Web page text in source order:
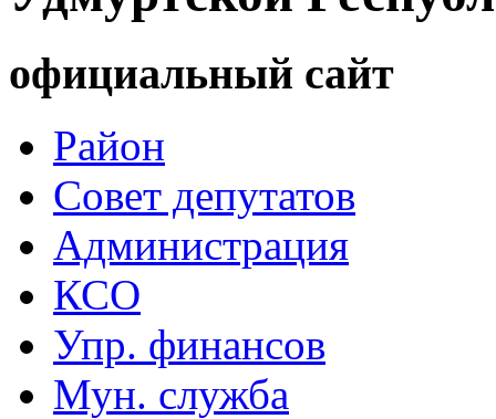
официальный сайт
Район
Совет депутатов
Администрация
КСО
Упр. финансов
Мун. служба